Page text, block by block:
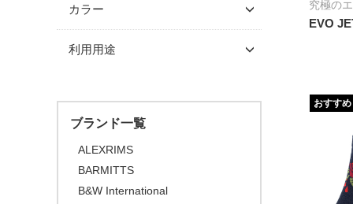
究極の
EVO
おすすめ
シューズカバー
\5,001 ～ 10,000
\10,001 ～ 20,000
\30,001 ～ 50,000
\50,001 ～
カラー
利用用途
ブランド一覧
ALEXRIMS
BARMITTS
B&W International